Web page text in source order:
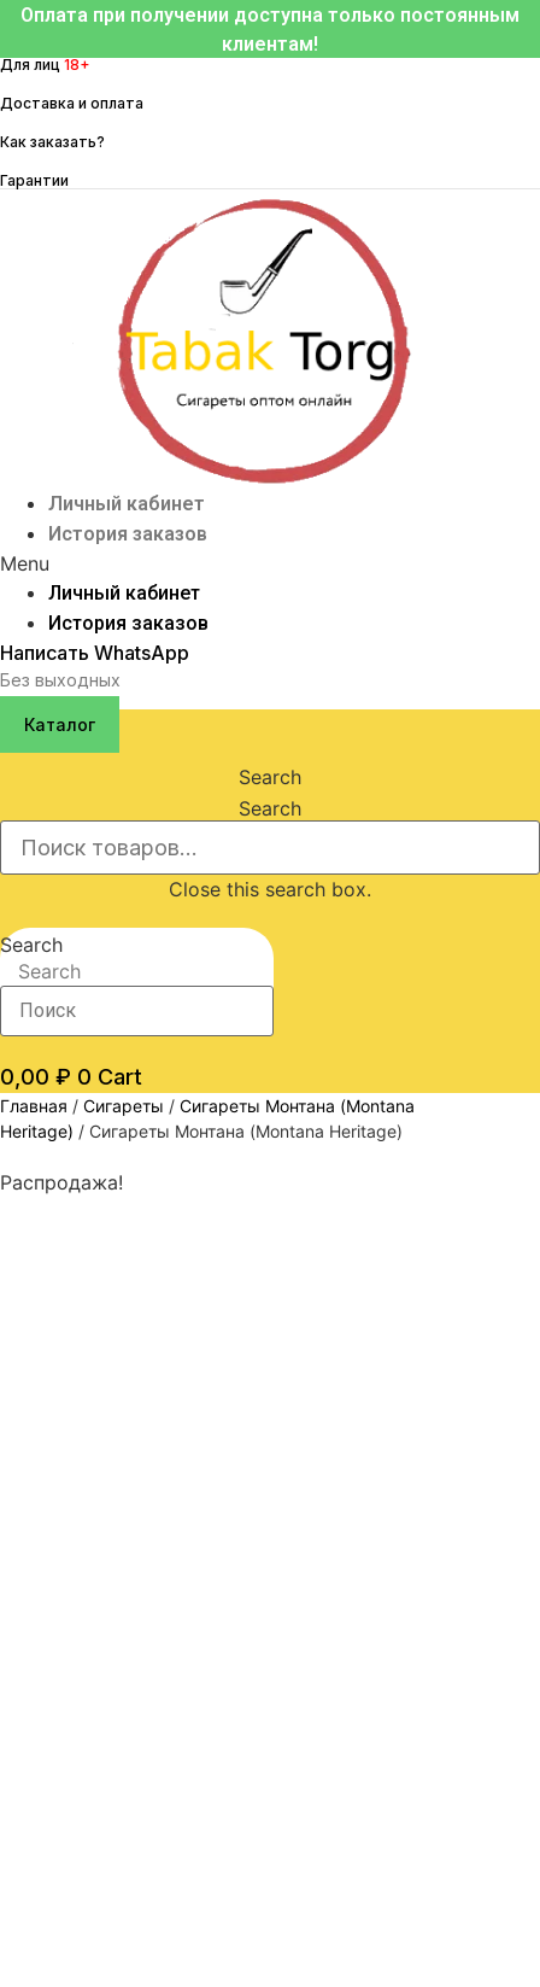
Перейти
содержимому
Оплата при получении доступна только постоянным
клиентам!
Для лиц 18+
Доставка и оплата
Как заказать?
Гарантии
Личный кабинет
История заказов
Menu
Личный кабинет
История заказов
Написать WhatsApp
Без выходных
Каталог
Search
Search
Close this search box.
Search
Search
0,00 ₽ 0 Cart
Главная / Сигареты / Сигареты Монтана (Montana
Heritage) / Сигареты Монтана (Montana Heritage)
Распродажа!